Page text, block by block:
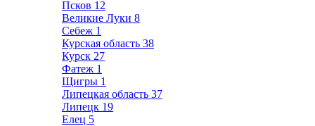
Псков 12
Великие Луки 8
Себеж 1
Курская область 38
Курск 27
Фатеж 1
Щигры 1
Липецкая область 37
Липецк 19
Елец 5